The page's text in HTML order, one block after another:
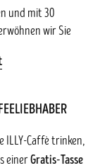
und mit 30
wir Sie
ILLY-Caffè trinken,
einerGratis-Tasse